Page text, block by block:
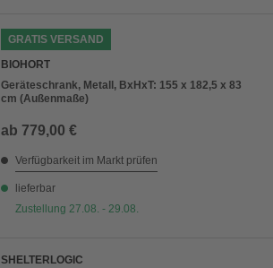
GRATIS VERSAND
BIOHORT
Geräteschrank, Metall, BxHxT: 155 x 182,5 x 83
cm (Außenmaße)
ab 779,00 €
Verfügbarkeit im Markt prüfen
lieferbar
Zustellung 27.08. - 29.08.
SHELTERLOGIC